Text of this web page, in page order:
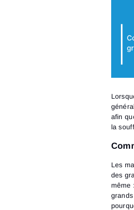
afin
la
Les
des
même